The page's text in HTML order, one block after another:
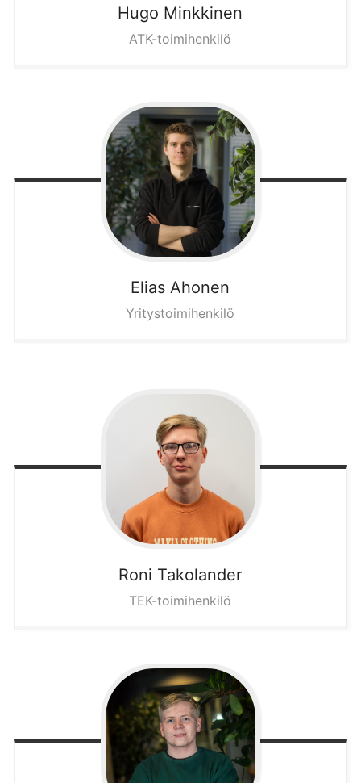
Hugo Minkkinen
ATK-toimihenkilö
Elias Ahonen
Yritystoimihenkilö
Roni Takolander
TEK-toimihenkilö